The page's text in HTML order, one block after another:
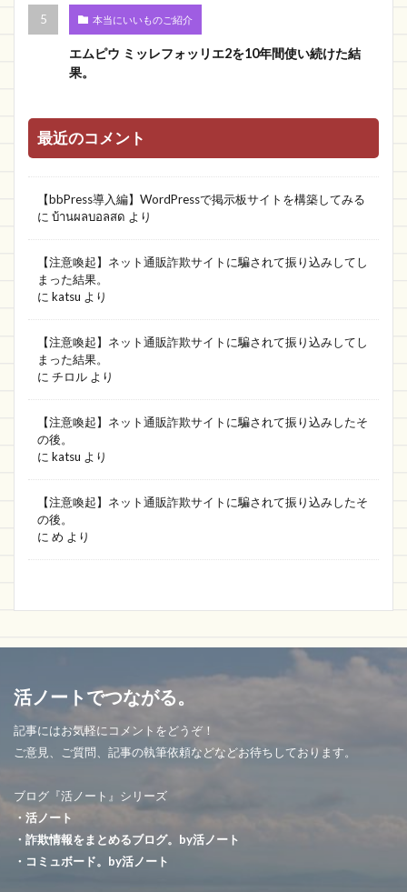
本当にいいものご紹介
エムピウ ミッレフォッリエ2を10年間使い続けた結
果。
最近のコメント
【bbPress導入編】WordPressで掲示板サイトを構築してみる
に บ้านผลบอลสด より
【注意喚起】ネット通販詐欺サイトに騙されて振り込みしてし
まった結果。
に katsu より
【注意喚起】ネット通販詐欺サイトに騙されて振り込みしてし
まった結果。
に チロル より
【注意喚起】ネット通販詐欺サイトに騙されて振り込みしたそ
の後。
に katsu より
【注意喚起】ネット通販詐欺サイトに騙されて振り込みしたそ
の後。
に め より
活ノートでつながる。
記事にはお気軽にコメントをどうぞ！
ご意見、ご質問、記事の執筆依頼などなどお待ちしております。
ブログ『活ノート』シリーズ
・活ノート
・詐欺情報をまとめるブログ。by活ノート
・コミュボード。by活ノート